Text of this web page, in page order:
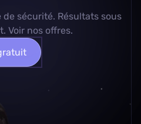
sécurité. Résultats sous
Voir nos offres.